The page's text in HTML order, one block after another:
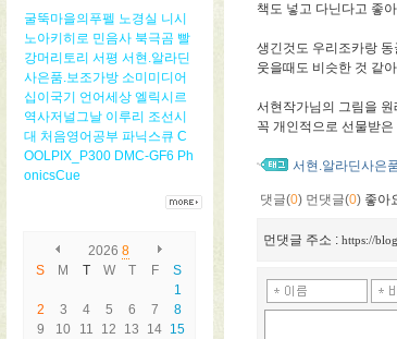
책도 넣고 다닌다고 좋
생긴것도 우리조카랑
웃을때도 비슷한 것 같
서현작가님의 그림을 원
꼭 개인적으로 선물받
서현.알라딘사은
댓글(0) 먼댓글(0) 좋아
먼댓글 주소 : https://
굴뚝마을의푸펠 노경실 니시
노아키히로 민음사 북극곰 빨
강머리토리 서평 서현.알라딘
사은품.보조가방 소미미디어
십이국기 언어세상 엘릭시르
역사저널그날 이루리 조선시
대 처음영어공부 파닉스큐 C
OOLPIX_P300 DMC-GF6 Ph
onicsCue
2026 8
S
M T W T F
S
1
2
3 4 5 6 7
8
9
10 11 12 13 14 15